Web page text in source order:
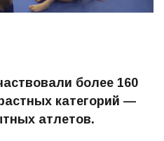
более 160
категорий —